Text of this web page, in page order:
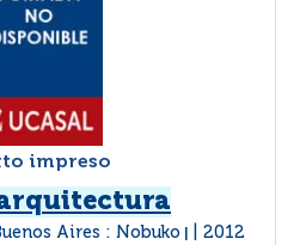
impreso
Aires : Nobuko 2012